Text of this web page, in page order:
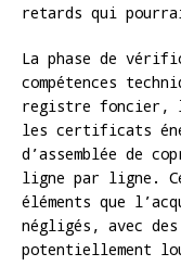
retards qui
La phase de
compétences
registre foncier,
les certificats
d’assemblée de
ligne par ligne.
éléments que
négligés, avec
potentiellement